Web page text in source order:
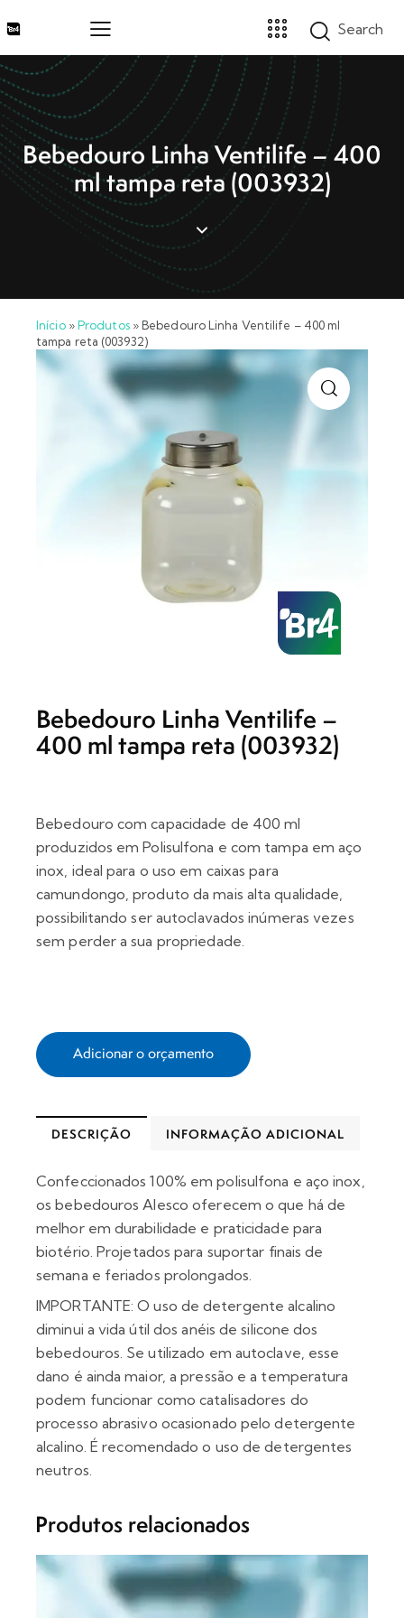
Bebedouro Linha Ventilife – 400
ml tampa reta (003932)
Home
Marcas
Segmentos
Produtos
Catálogos
Promoções
Início»Produtos» Bebedouro Linha Ventilife – 400 ml
tampa reta (003932)
Bebedouro Linha Ventilife –
400 ml tampa reta (003932)
Bebedouro com capacidade de 400 ml
produzidos em Polisulfona e com tampa em aço
inox, ideal para o uso em caixas para
camundongo, produto da mais alta qualidade,
possibilitando ser autoclavados inúmeras vezes
sem perder a sua propriedade.
Adicionar o orçamento
DESCRIÇÃO INFORMAÇÃO ADICIONAL
Confeccionados 100% em polisulfona e aço inox,
os bebedouros Alesco oferecem o que há de
melhor em durabilidade e praticidade para
biotério. Projetados para suportar finais de
semana e feriados prolongados.
IMPORTANTE: O uso de detergente alcalino
diminui a vida útil dos anéis de silicone dos
bebedouros. Se utilizado em autoclave, esse
dano é ainda maior, a pressão e a temperatura
podem funcionar como catalisadores do
processo abrasivo ocasionado pelo detergente
alcalino. É recomendado o uso de detergentes
neutros.
Produtos relacionados